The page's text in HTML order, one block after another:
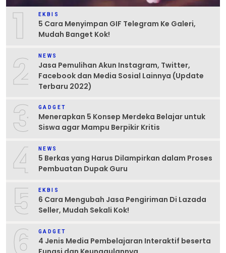
1 EKBIS
5 Cara Menyimpan GIF Telegram Ke Galeri,
Mudah Banget Kok!
2 NEWS
Jasa Pemulihan Akun Instagram, Twitter,
Facebook dan Media Sosial Lainnya (Update
Terbaru 2022)
3 GADGET
Menerapkan 5 Konsep Merdeka Belajar untuk
Siswa agar Mampu Berpikir Kritis
4 NEWS
5 Berkas yang Harus Dilampirkan dalam Proses
Pembuatan Dupak Guru
5 EKBIS
6 Cara Mengubah Jasa Pengiriman Di Lazada
Seller, Mudah Sekali Kok!
GADGET
4 Jenis Media Pembelajaran Interaktif beserta